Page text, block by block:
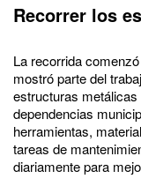
Recorrer los
La recorrida
mostró parte del
estructuras
dependencias
herramientas,
tareas de
diariamente para